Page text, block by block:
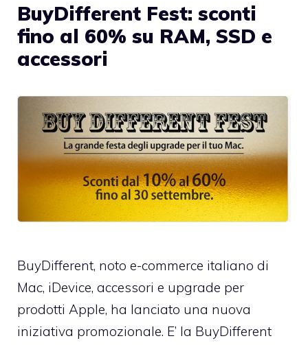
BuyDifferent Fest: sconti
fino al 60% su RAM, SSD e
accessori
BuyDifferent, noto e-commerce italiano di
Mac, iDevice, accessori e upgrade per
prodotti Apple, ha lanciato una nuova
iniziativa promozionale. E’ la BuyDifferent